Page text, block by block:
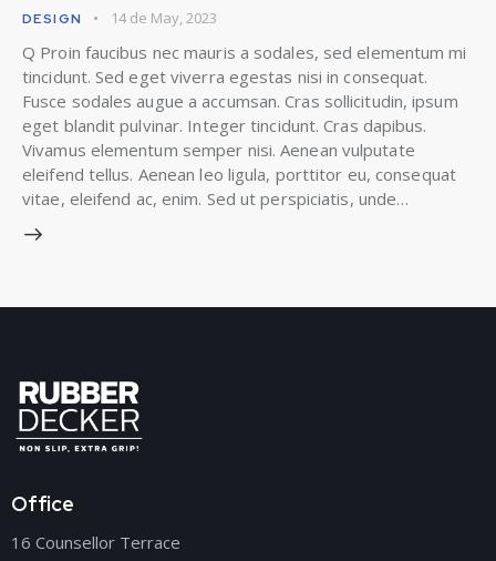
DESIGN 14 de May, 2023
Q Proin faucibus nec mauris a sodales, sed elementum mi
tincidunt. Sed eget viverra egestas nisi in consequat.
Fusce sodales augue a accumsan. Cras sollicitudin, ipsum
eget blandit pulvinar. Integer tincidunt. Cras dapibus.
Vivamus elementum semper nisi. Aenean vulputate
eleifend tellus. Aenean leo ligula, porttitor eu, consequat
vitae, eleifend ac, enim. Sed ut perspiciatis, unde…
Office
16 Counsellor Terrace